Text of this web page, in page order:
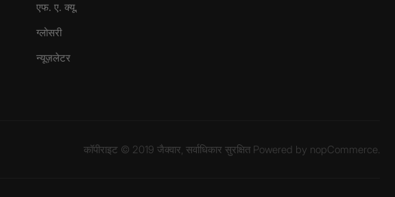
एफ. ए. क्यू.
ग्लोसरी
न्यूज़लेटर
कॉपीराइट © 2019 जैक्वार, सर्वाधिकार सुरक्षित Powered by nopCommerce.